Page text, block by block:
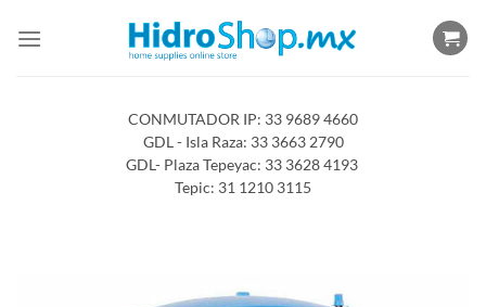
CONMUTADOR IP: 33 9689 4660
GDL - Isla Raza: 33 3663 2790
GDL- Plaza Tepeyac: 33 3628 4193
Tepic: 31 1210 3115